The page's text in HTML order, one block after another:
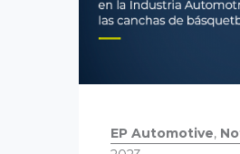
EP Automotive,